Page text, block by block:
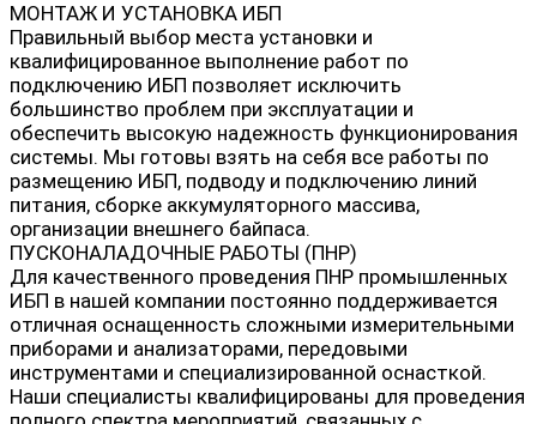
МОНТАЖ И УСТАНОВКА ИБП
Правильный выбор места установки и
квалифицированное выполнение работ по
подключению ИБП позволяет исключить
большинство проблем при эксплуатации и
обеспечить высокую надежность функционирования
системы. Мы готовы взять на себя все работы по
размещению ИБП, подводу и подключению линий
питания, сборке аккумуляторного массива,
организации внешнего байпаса.
ПУСКОНАЛАДОЧНЫЕ РАБОТЫ (ПНР)
Для качественного проведения ПНР промышленных
ИБП в нашей компании постоянно поддерживается
отличная оснащенность сложными измерительными
приборами и анализаторами, передовыми
инструментами и специализированной оснасткой.
Наши специалисты квалифицированы для проведения